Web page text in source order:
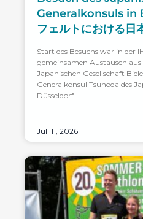
Generalkonsuls in
フェルトにおける日
Start des Besuchs war in der
gemeinsamen Austausch aus
Japanischen Gesellschaft
Generalkonsul Tsunoda des
Düsseldorf.
Juli 11, 2026